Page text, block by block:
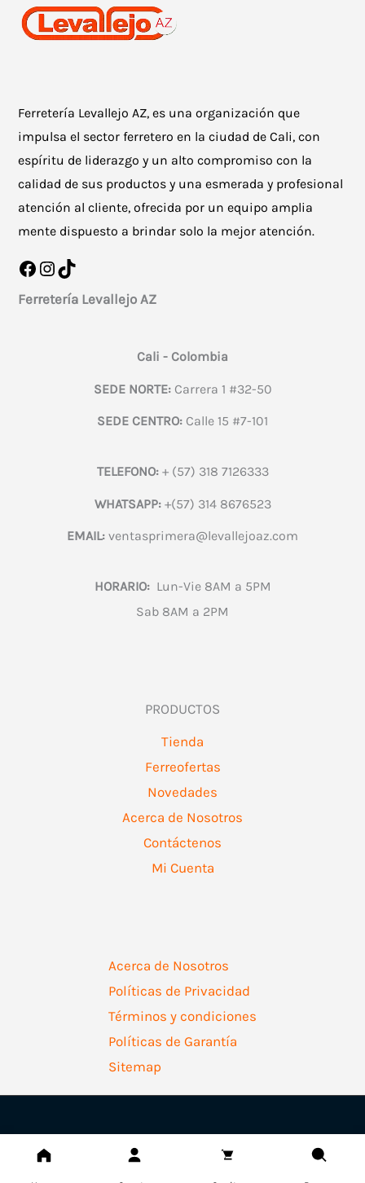
Ferretería Levallejo AZ, es una organización que
impulsa el sector ferretero en la ciudad de Cali, con
espíritu de liderazgo y un alto compromiso con la
calidad de sus productos y una esmerada y profesional
atención al cliente, ofrecida por un equipo amplia
mente dispuesto a brindar solo la mejor atención.
Facebook
Instagram
TikTok
Ferretería Levallejo AZ
Cali - Colombia
SEDE NORTE:Carrera 1 #32-50
SEDE CENTRO: Calle 15 #7-101
TELEFONO:+ (57) 318 7126333
WHATSAPP:+(57) 314 8676523
EMAIL: ventasprimera@levallejoaz.com
HORARIO:Lun-Vie 8AM a 5PM
Sab 8AM a 2PM
PRODUCTOS
Tienda
Ferreofertas
Novedades
Acerca de Nosotros
Contáctenos
Mi Cuenta
Acerca de Nosotros
Políticas de Privacidad
Términos y condiciones
Políticas de Garantía
Sitemap